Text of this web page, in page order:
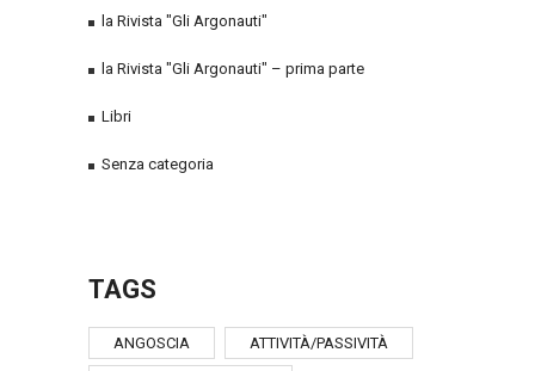
la Rivista "Gli Argonauti"
la Rivista "Gli Argonauti" – prima parte
Libri
Senza categoria
TAGS
ANGOSCIA ATTIVITÀ/PASSIVITÀ